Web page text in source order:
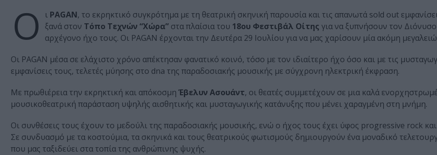
Ο ι PAGAN, το εκρηκτικό συγκρότημα με​ τη θεατρική σκηνική παρουσία και τις απανωτά sold out
ξανά στον Τόπο Τεχνών “Χώρα” στα πλαίσια του 18ου Φεστιβάλ Οίτης για να ξυπνήσουν τον
αρχέγονο ήχο τους. Οι PAGAN έρχονται την Δευτέρα 29 Ιουλίου για να μας χαρίσουν μία ακόμη
Οι PAGAN μέσα σε ελάχιστο χρόνο απέκτησαν φανατικό κοινό, τόσο με τον ιδιαίτερο ήχο όσο και με τις
εμφανίσεις τους, τελετές μύησης στο dna της παραδοσιακής μουσικής με σύγχρονη ηλεκτρική έκφραση.
Με πρωθιέρεια την εκρηκτική και απόκοσμη Έβελυν Ασουάντ, οι θεατές συμμετέχουν σε μια καλά
μουσικοθεατρική παράσταση υψηλής αισθητικής και μυσταγωγικής κατάνυξης που μένει χαραγμένη στη μνήμη.
Οι συνθέσεις τους έχουν το μεδούλι της παραδοσιακής μουσικής, ενώ ο ήχος τους έχει ύφος progressive rock
Σε συνδυασμό με τα κοστούμια, τα σκηνικά και τους θεατρικούς φωτισμούς δημιουργούν ένα μοναδικό
που μας ταξιδεύει στα τοπία της ανθρώπινης ψυχής.